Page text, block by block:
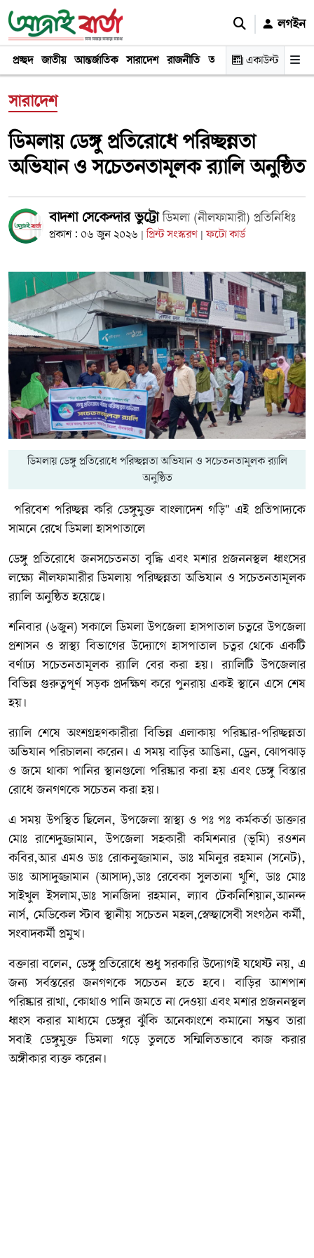
লগইন
প্রচ্ছদ জাতীয় আন্তর্জাতিক সারাদেশ রাজনীতি অর্থনীতি খেলা বিনোদন
একাউন্ট
সারাদেশ
ডিমলায় ডেঙ্গু প্রতিরোধে পরিচ্ছন্নতা
অভিযান ও সচেতনতামূলক র‌্যালি অনুষ্ঠিত
বাদশা সেকেন্দার ভুট্টোডিমলা (নীলফামারী) প্রতিনিধিঃ
প্রকাশ : ০৬ জুন ২০২৬ | প্রিন্ট সংস্করণ | ফটো কার্ড
ডিমলায় ডেঙ্গু প্রতিরোধে পরিচ্ছন্নতা অভিযান ও সচেতনতামূলক র‌্যালি
অনুষ্ঠিত
পরিবেশ পরিচ্ছন্ন করি ডেঙ্গুমুক্ত বাংলাদেশ গড়ি" এই প্রতিপাদ্যকে
সামনে রেখে ডিমলা হাসপাতালে
ডেঙ্গু প্রতিরোধে জনসচেতনতা বৃদ্ধি এবং মশার প্রজননস্থল ধ্বংসের
লক্ষ্যে নীলফামারীর ডিমলায় পরিচ্ছন্নতা অভিযান ও সচেতনতামূলক
র‌্যালি অনুষ্ঠিত হয়েছে।
শনিবার (৬জুন) সকালে ডিমলা উপজেলা হাসপাতাল চত্বরে উপজেলা
প্রশাসন ও স্বাস্থ্য বিভাগের উদ্যোগে হাসপাতাল চত্বর থেকে একটি
বর্ণাঢ্য সচেতনতামূলক র‌্যালি বের করা হয়। র‌্যালিটি উপজেলার
বিভিন্ন গুরুত্বপূর্ণ সড়ক প্রদক্ষিণ করে পুনরায় একই স্থানে এসে শেষ
হয়।
র‌্যালি শেষে অংশগ্রহণকারীরা বিভিন্ন এলাকায় পরিষ্কার-পরিচ্ছন্নতা
অভিযান পরিচালনা করেন। এ সময় বাড়ির আঙিনা, ড্রেন, ঝোপঝাড়
ও জমে থাকা পানির স্থানগুলো পরিষ্কার করা হয় এবং ডেঙ্গু বিস্তার
রোধে জনগণকে সচেতন করা হয়।
এ সময় উপস্থিত ছিলেন, উপজেলা স্বাস্থ্য ও পঃ পঃ কর্মকর্তা ডাক্তার
মোঃ রাশেদুজ্জামান, উপজেলা সহকারী কমিশনার (ভূমি) রওশন
কবির,আর এমও ডাঃ রোকনুজ্জামান, ডাঃ মমিনুর রহমান (সনেট),
ডাঃ আসাদুজ্জামান (আসাদ),ডাঃ রেবেকা সুলতানা খুশি, ডাঃ মোঃ
সাইখুল ইসলাম,ডাঃ সানজিদা রহমান, ল্যাব টেকনিশিয়ান,আনন্দ
নার্স, মেডিকেল স্টাব স্থানীয় সচেতন মহল,স্বেচ্ছাসেবী সংগঠন কর্মী,
সংবাদকর্মী প্রমুখ।
বক্তারা বলেন, ডেঙ্গু প্রতিরোধে শুধু সরকারি উদ্যোগই যথেষ্ট নয়, এ
জন্য সর্বস্তরের জনগণকে সচেতন হতে হবে। বাড়ির আশপাশ
পরিষ্কার রাখা, কোথাও পানি জমতে না দেওয়া এবং মশার প্রজননস্থল
ধ্বংস করার মাধ্যমে ডেঙ্গুর ঝুঁকি অনেকাংশে কমানো সম্ভব তারা
সবাই ডেঙ্গুমুক্ত ডিমলা গড়ে তুলতে সম্মিলিতভাবে কাজ করার
অঙ্গীকার ব্যক্ত করেন।